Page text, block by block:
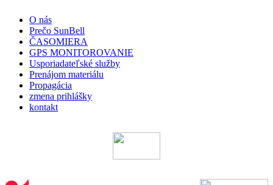
O nás
Prečo SunBell
ČASOMIERA
GPS MONITOROVANIE
Usporiadateľské služby
Prenájom materiálu
Propagácia
zmena prihlášky
kontakt